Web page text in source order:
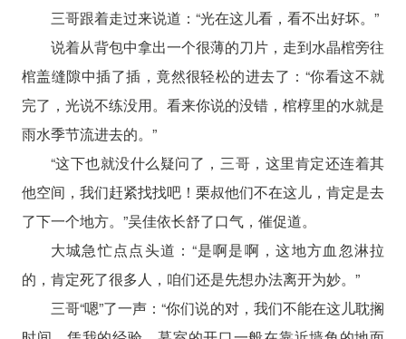
三哥跟着走过来说道：“光在这儿看，看不出好坏。”
说着从背包中拿出一个很薄的刀片，走到水晶棺旁往
棺盖缝隙中插了插，竟然很轻松的进去了：“你看这不就
完了，光说不练没用。看来你说的没错，棺椁里的水就是
雨水季节流进去的。”
“这下也就没什么疑问了，三哥，这里肯定还连着其
他空间，我们赶紧找找吧！栗叔他们不在这儿，肯定是去
了下一个地方。”吴佳依长舒了口气，催促道。
大城急忙点点头道：“是啊是啊，这地方血忽淋拉
的，肯定死了很多人，咱们还是先想办法离开为妙。”
三哥“嗯”了一声：“你们说的对，我们不能在这儿耽搁